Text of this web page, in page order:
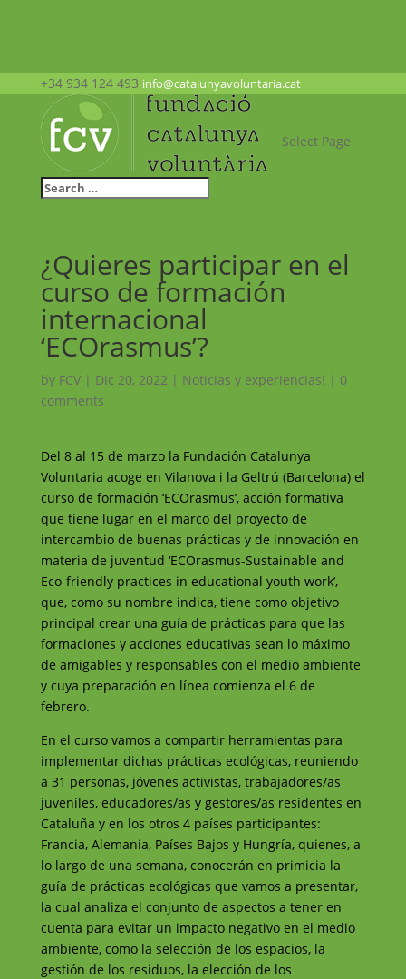
+34 934 124 493 info@catalunyavoluntaria.cat
Select Page
¿Quieres participar en el
curso de formación
internacional
‘ECOrasmus’?
by FCV| Dic 20, 2022 | Noticias y experiencias! | 0
comments
Del 8 al 15 de marzo la Fundación Catalunya
Voluntaria acoge en Vilanova i la Geltrú (Barcelona) el
curso de formación ‘ECOrasmus’, acción formativa
que tiene lugar en el marco del proyecto de
intercambio de buenas prácticas y de innovación en
materia de juventud ‘ECOrasmus-Sustainable and
Eco-friendly practices in educational youth work’,
que, como su nombre indica, tiene como objetivo
principal crear una guía de prácticas para que las
formaciones y acciones educativas sean lo máximo
de amigables y responsables con el medio ambiente
y cuya preparación en línea comienza el 6 de
febrero.
En el curso vamos a compartir herramientas para
implementar dichas prácticas ecológicas, reuniendo
a 31 personas, jóvenes activistas, trabajadores/as
juveniles, educadores/as y gestores/as residentes en
Cataluña y en los otros 4 países participantes:
Francia, Alemania, Países Bajos y Hungría, quienes, a
lo largo de una semana, conocerán en primicia la
guía de prácticas ecológicas que vamos a presentar,
la cual analiza el conjunto de aspectos a tener en
cuenta para evitar un impacto negativo en el medio
ambiente, como la selección de los espacios, la
gestión de los residuos, la elección de los